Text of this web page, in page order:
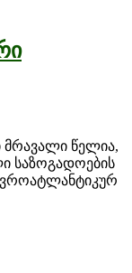
მრავალი წელია,
საზოგადოების